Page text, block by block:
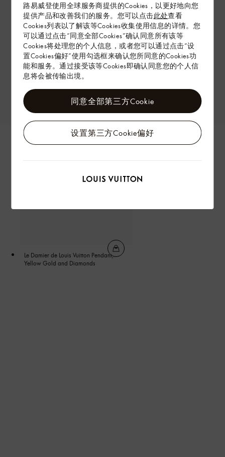
路易威登使用全球服务商提供的Cookies，以更好地向您
提供产品和改善我们的服务。您可以点击此处查看
Cookies列表以了解该等Cookies收集使用信息的详情。您
可以通过点击“同意全部Cookies”确认同意所有该等
Cookies将处理您的个人信息，或者您可以通过点击“设
置Cookies偏好”使用勾选框来确认您所同意的Cookies功
能和服务。通过接受该等Cookies即确认同意您的个人信
息将会被传输出境。
设置第三方Cookie偏好
同意全部第三方Cookie
Le Damier de Louis Vuitton Pendant,
Yellow Gold and Diamonds